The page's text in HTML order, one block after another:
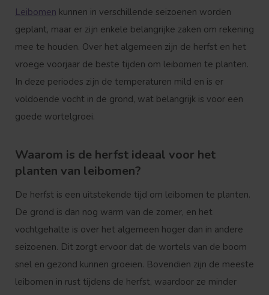
Leibomen kunnen in verschillende seizoenen worden
geplant, maar er zijn enkele belangrijke zaken om rekening
mee te houden. Over het algemeen zijn de herfst en het
vroege voorjaar de beste tijden om leibomen te planten.
In deze periodes zijn de temperaturen mild en is er
voldoende vocht in de grond, wat belangrijk is voor een
goede wortelgroei.
Waarom is de herfst ideaal voor het
planten van leibomen?
De herfst is een uitstekende tijd om leibomen te planten.
De grond is dan nog warm van de zomer, en het
vochtgehalte is over het algemeen hoger dan in andere
seizoenen. Dit zorgt ervoor dat de wortels van de boom
snel en gezond kunnen groeien. Bovendien zijn de meeste
leibomen in rust tijdens de herfst, waardoor ze minder